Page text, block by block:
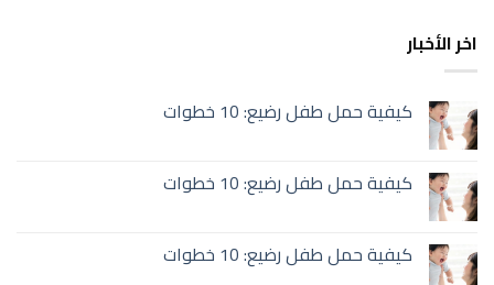
اخر الأخبار
كيفية حمل طفل رضيع: 10 خطوات
كيفية حمل طفل رضيع: 10 خطوات
كيفية حمل طفل رضيع: 10 خطوات